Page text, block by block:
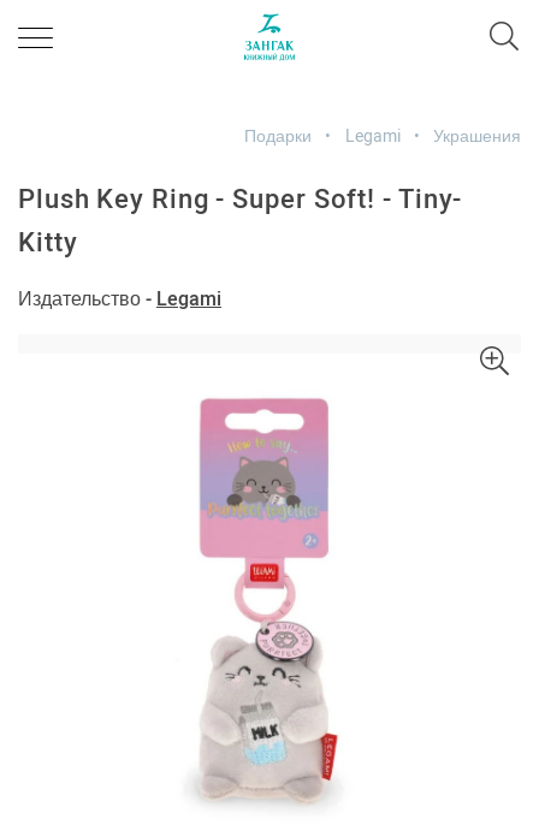
Подарки Legami Украшения
Plush Key Ring - Super Soft! - Tiny-
Kitty
Издательство - Legami